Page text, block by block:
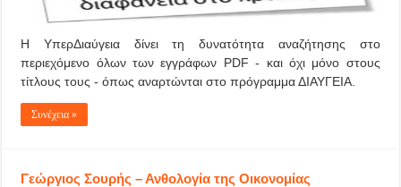
Η ΥπερΔιαύγεια δίνει τη δυνατότητα αναζήτησης στο
περιεχόμενο όλων των εγγράφων PDF - και όχι μόνο στους
τίτλους τους - όπως αναρτώνται στo πρόγραμμα ΔΙΑΥΓΕΙΑ.
Συνέχεια »
Γεώργιος Σουρής – Ανθολογία της Οικονομίας